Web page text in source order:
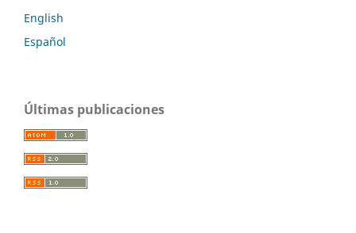
English
Español
Últimas publicaciones